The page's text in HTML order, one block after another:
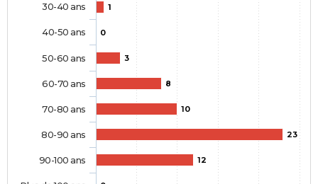
1
0
3
8
10
23
12
30-40 ans
40-50 ans
50-60 ans
60-70 ans
70-80 ans
80-90 ans
90-100 ans